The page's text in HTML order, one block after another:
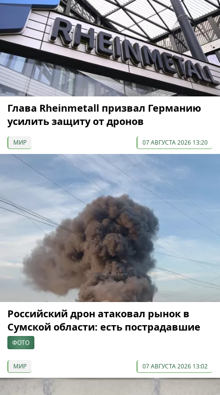
Глава Rheinmetall призвал Германию
усилить защиту от дронов
МИР 07 АВГУСТА 2026 13:20
Российский дрон атаковал рынок в
Сумской области: есть пострадавшие
ФОТО
МИР 07 АВГУСТА 2026 13:02